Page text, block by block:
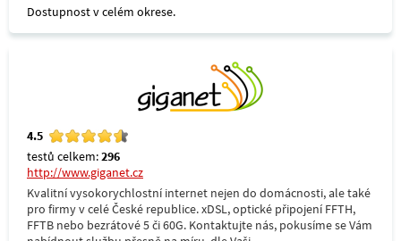
Dostupnost v celém okrese.
4.5
testů celkem:296
http://www.giganet.cz
Kvalitní vysokorychlostní internet nejen do domácnosti, ale také
pro firmy v celé České republice. xDSL, optické připojení FFTH,
FFTB nebo bezrátové 5 či 60G. Kontaktujte nás, pokusíme se Vám